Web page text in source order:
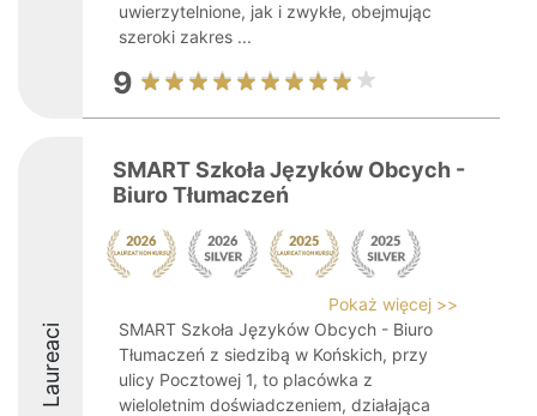
uwierzytelnione, jak i zwykłe, obejmując
szeroki zakres ...
9
Laureaci
SMART Szkoła Języków Obcych -
Biuro Tłumaczeń
Pokaż więcej >>
SMART Szkoła Języków Obcych - Biuro
Tłumaczeń z siedzibą w Końskich, przy
ulicy Pocztowej 1, to placówka z
wieloletnim doświadczeniem, działająca